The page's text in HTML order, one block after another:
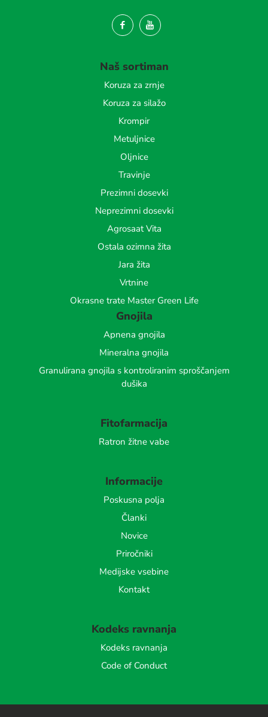
Naš sortiman
Koruza za zrnje
Koruza za silažo
Krompir
Metuljnice
Oljnice
Travinje
Prezimni dosevki
Neprezimni dosevki
Agrosaat Vita
Ostala ozimna žita
Jara žita
Vrtnine
Okrasne trate Master Green Life
Gnojila
Apnena gnojila
Mineralna gnojila
Granulirana gnojila s kontroliranim sproščanjem
dušika
Fitofarmacija
Ratron žitne vabe
Informacije
Poskusna polja
Članki
Novice
Priročniki
Medijske vsebine
Kontakt
Kodeks ravnanja
Kodeks ravnanja
Code of Conduct